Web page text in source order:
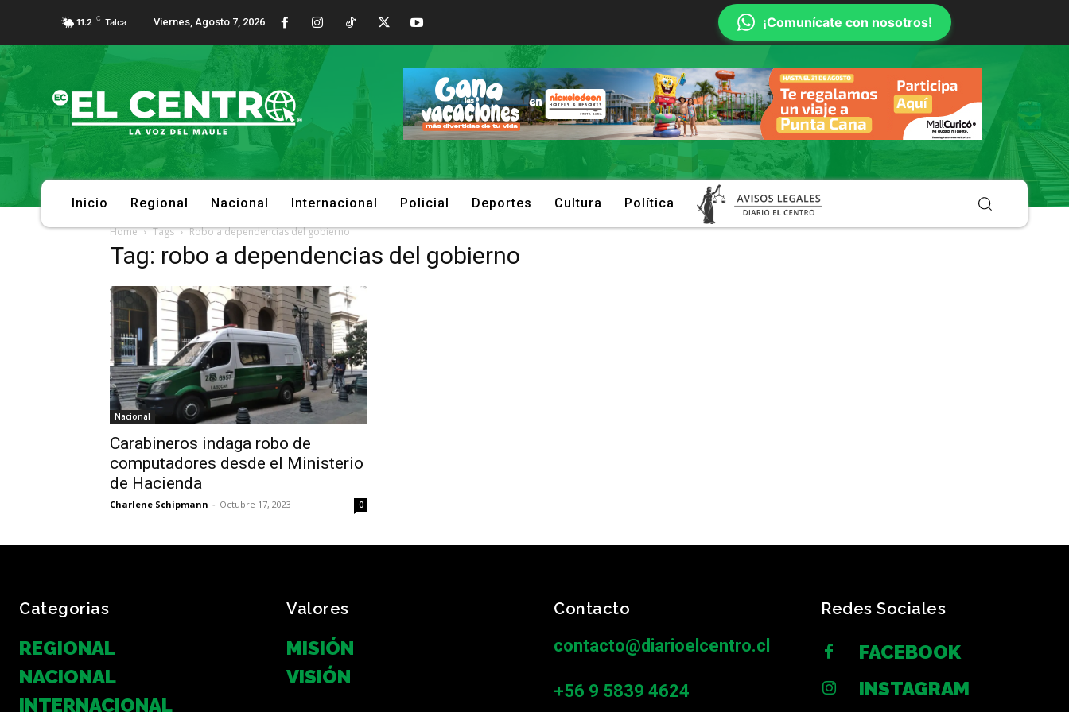
11.2 C Talca Viernes, Agosto 7, 2026 ¡Comunícate con nosotros!
Inicio Regional Nacional Internacional Policial Deportes Cultura Política
Home Tags Robo a dependencias del gobierno
Tag: robo a dependencias del gobierno
Nacional
Carabineros indaga robo de
computadores desde el Ministerio
de Hacienda
Charlene Schipmann - Octubre 17, 2023 0
Categorias
REGIONAL
NACIONAL
INTERNACIONAL
Valores
MISIÓN
VISIÓN
Contacto
contacto@diarioelcentro.cl
+56 9 5839 4624
Redes Sociales
FACEBOOK
INSTAGRAM